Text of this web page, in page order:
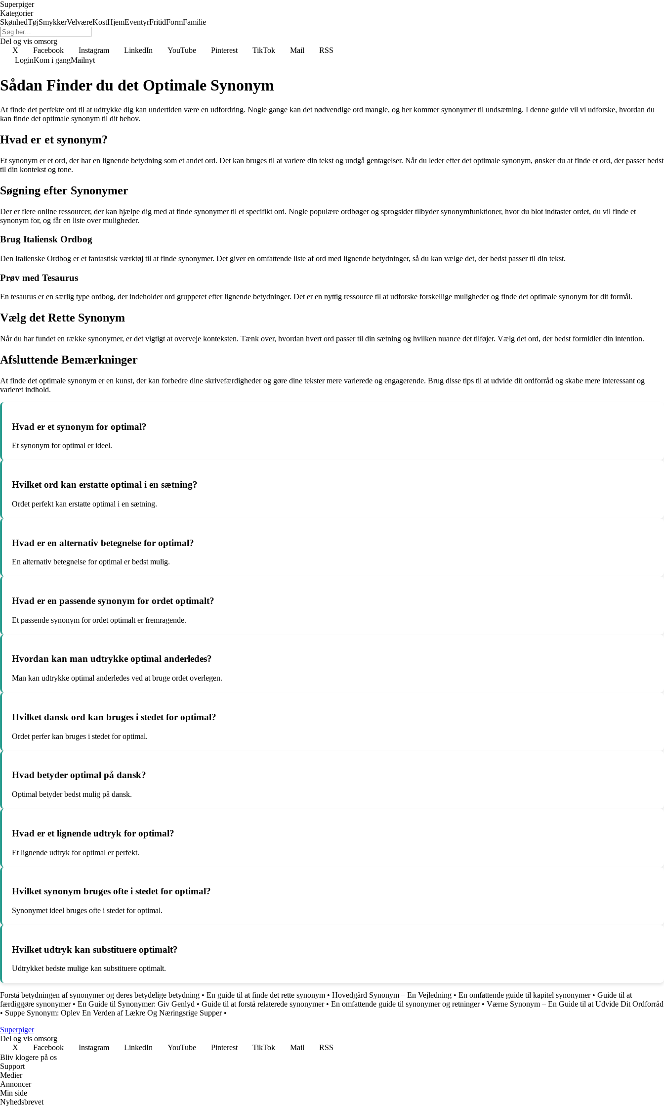
Superpiger
Kategorier
SkønhedTøjSmykkerVelværeKostHjemEventyrFritidFormFamilie
Del og vis omsorg
X
Facebook Instagram LinkedIn YouTube Pinterest TikTok Mail
RSS
LoginKom i gangMailnyt
Sådan Finder du det Optimale Synonym
At finde det perfekte ord til at udtrykke dig kan undertiden være en udfordring. Nogle gange kan det nødvendige ord mangle, og her kommer synonymer til undsætning. I denne guide vil vi udforske, hvordan du
kan finde det optimale synonym til dit behov.
Hvad er et synonym?
Et synonym er et ord, der har en lignende betydning som et andet ord. Det kan bruges til at variere din tekst og undgå gentagelser. Når du leder efter det optimale synonym, ønsker du at finde et ord, der passer bedst
til din kontekst og tone.
Søgning efter Synonymer
Der er flere online ressourcer, der kan hjælpe dig med at finde synonymer til et specifikt ord. Nogle populære ordbøger og sprogsider tilbyder synonymfunktioner, hvor du blot indtaster ordet, du vil finde et
synonym for, og får en liste over muligheder.
Brug Italiensk Ordbog
Den Italienske Ordbog er et fantastisk værktøj til at finde synonymer. Det giver en omfattende liste af ord med lignende betydninger, så du kan vælge det, der bedst passer til din tekst.
Prøv med Tesaurus
En tesaurus er en særlig type ordbog, der indeholder ord grupperet efter lignende betydninger. Det er en nyttig ressource til at udforske forskellige muligheder og finde det optimale synonym for dit formål.
Vælg det Rette Synonym
Når du har fundet en række synonymer, er det vigtigt at overveje konteksten. Tænk over, hvordan hvert ord passer til din sætning og hvilken nuance det tilføjer. Vælg det ord, der bedst formidler din intention.
Afsluttende Bemærkninger
At finde det optimale synonym er en kunst, der kan forbedre dine skrivefærdigheder og gøre dine tekster mere varierede og engagerende. Brug disse tips til at udvide dit ordforråd og skabe mere interessant og
varieret indhold.
Hvad er et synonym for optimal?
Et synonym for optimal er ideel.
Hvilket ord kan erstatte optimal i en sætning?
Ordet perfekt kan erstatte optimal i en sætning.
Hvad er en alternativ betegnelse for optimal?
En alternativ betegnelse for optimal er bedst mulig.
Hvad er en passende synonym for ordet optimalt?
Et passende synonym for ordet optimalt er fremragende.
Hvordan kan man udtrykke optimal anderledes?
Man kan udtrykke optimal anderledes ved at bruge ordet overlegen.
Hvilket dansk ord kan bruges i stedet for optimal?
Ordet perfer kan bruges i stedet for optimal.
Hvad betyder optimal på dansk?
Optimal betyder bedst mulig på dansk.
Hvad er et lignende udtryk for optimal?
Et lignende udtryk for optimal er perfekt.
Hvilket synonym bruges ofte i stedet for optimal?
Synonymet ideel bruges ofte i stedet for optimal.
Hvilket udtryk kan substituere optimalt?
Udtrykket bedste mulige kan substituere optimalt.
Forstå betydningen af synonymer og deres betydelige betydning • En guide til at finde det rette synonym • Hovedgård Synonym – En Vejledning • En omfattende guide til kapitel synonymer• Guide til at
færdiggøre synonymer• En Guide til Synonymer: Giv Genlyd • Guide til at forstå relaterede synonymer• En omfattende guide til synonymer og retninger• Værne Synonym – En Guide til at Udvide Dit Ordforråd
• Suppe Synonym: Oplev En Verden af Lækre Og Næringsrige Supper•
Superpiger
Del og vis omsorg
X
Facebook Instagram LinkedIn YouTube Pinterest TikTok Mail
RSS
Bliv klogere på os
Support
Medier
Annoncer
Min side
Nyhedsbrevet